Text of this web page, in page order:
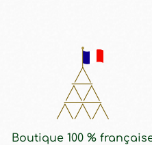
Boutique 100 %